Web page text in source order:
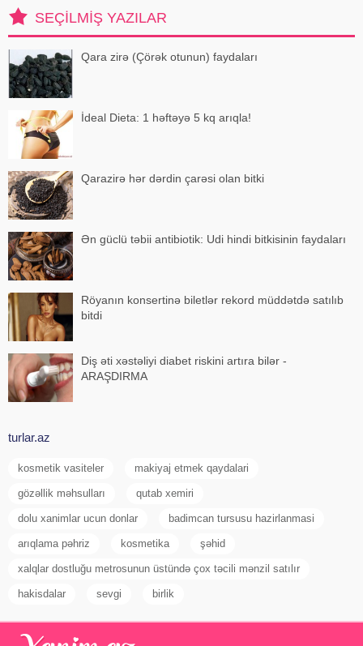
kardioloqların bildirdiyinə görə,
tərli halda qəfil çox soyuq otağ
SEÇILMIŞ YAZILAR
Qara zirə (Çörək otunun) faydaları
İdeal Dieta: 1 həftəyə 5 kq arıqla!
Qarazirə hər dərdin çarəsi olan bitki
Ən güclü təbii antibiotik: Udi hindi bitkisinin faydaları
Röyanın konsertinə biletlər rekord müddətdə satılıb
bitdi
Diş əti xəstəliyi diabet riskini artıra bilər -
ARAŞDIRMA
turlar.az
kosmetik vasiteler makiyaj etmek qaydalari
gözəllik məhsulları qutab xemiri
dolu xanimlar ucun donlar badimcan tursusu hazirlanmasi
arıqlama pəhriz kosmetika şəhid
xalqlar dostluğu metrosunun üstündə çox təcili mənzil satılır
hakisdalar sevgi birlik